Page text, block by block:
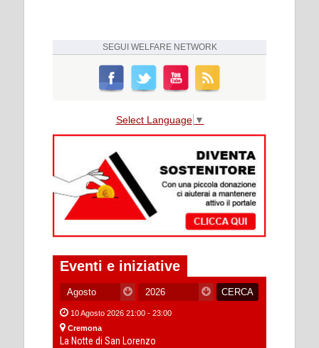
SEGUI WELFARE NETWORK
Select Language ▼
Eventi e iniziative
10 Agosto 2026 21:00 - 23:00
Cremona
La Notte di San Lorenzo